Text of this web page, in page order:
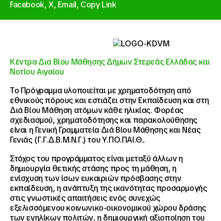
Facebook,X, Email, Copy Link
Κέντρα Δια Βίου Μάθησης Δήμων Στερεάς Ελλάδας και
Νοτίου Αιγαίου
Το Πρόγραμμα υλοποιείται με χρηματοδότηση από
εθνικούς πόρους και εστιάζει στην Εκπαίδευση και στη
Διά Βίου Μάθηση ατόμων κάθε ηλικίας. Φορέας
σχεδιασμού, χρηματοδότησης και παρακολούθησης
είναι η Γενική Γραμματεία Διά Βίου Μάθησης και Νέας
Γενιάς (Γ.Γ.Δ.Β.Μ.Ν.Γ.) του Υ.ΠΟ.ΠΑΙ.Θ..
Στόχος του προγράμματος είναι μεταξύ άλλων η
δημιουργία θετικής στάσης προς τη μάθηση, η
ενίσχυση των ίσων ευκαιριών πρόσβασης στην
εκπαίδευση, η ανάπτυξη της ικανότητας προσαρμογής
στις γνωστικές απαιτήσεις ενός συνεχώς
εξελισσόμενου κοινωνικο-οικονομικού χώρου δράσης
των ενηλίκων πολιτών, η δημιουργική αξιοποίηση του